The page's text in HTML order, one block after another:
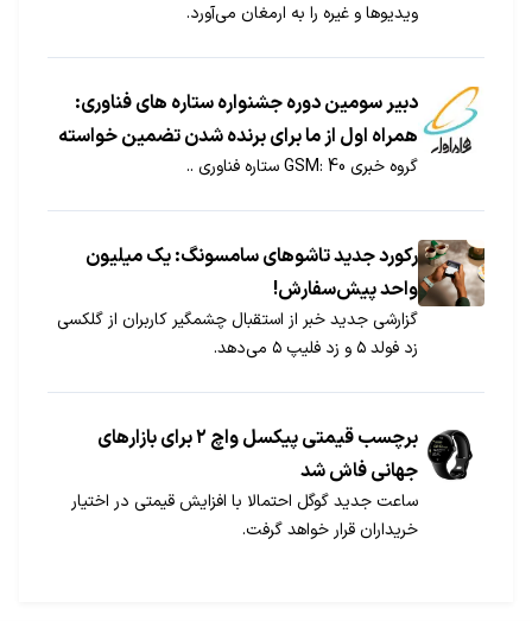
ویدیوها و غیره را به ارمغان می‌آورد.
دبیر سومین دوره جشنواره ستاره های فناوری:
همراه اول از ما برای برنده شدن تضمین خواسته
بود، تن ندادیم از حضور در جشنواره انصراف داد!
گروه خبری GSM: 40 ستاره فناوری ..
رکورد جدید تاشو‌های سامسونگ: یک میلیون
واحد پیش‌سفارش!
گزارشی جدید خبر از استقبال چشمگیر کاربران از گلکسی
زد فولد ۵ و زد فلیپ ۵ می‌دهد.
برچسب قیمتی پیکسل واچ ۲ برای بازارهای
جهانی فاش شد
ساعت جدید گوگل احتمالا با افزایش قیمتی در اختیار
خریداران قرار خواهد گرفت.